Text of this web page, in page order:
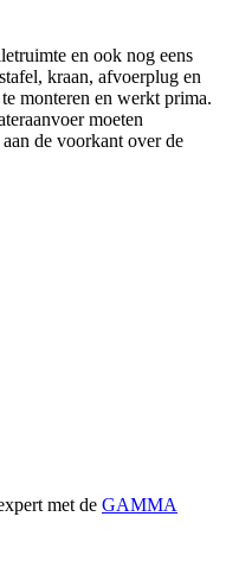
en ook nog eens
kraan, afvoerplug en
monteren en werkt prima.
moeten
de voorkant over de
met de GAMMA